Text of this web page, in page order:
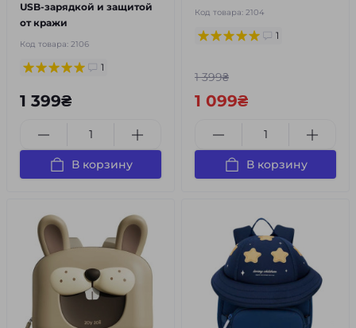
USB-зарядкой и защитой
от кражи
Код товара: 2106
1
1 399₴
В корзину
Код товара: 2104
1
1 399₴
1 099₴
В корзину